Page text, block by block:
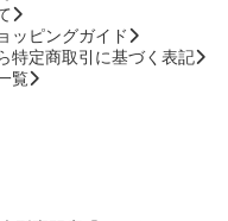
ッピングガイド
特定商取引に基づく表記
覧